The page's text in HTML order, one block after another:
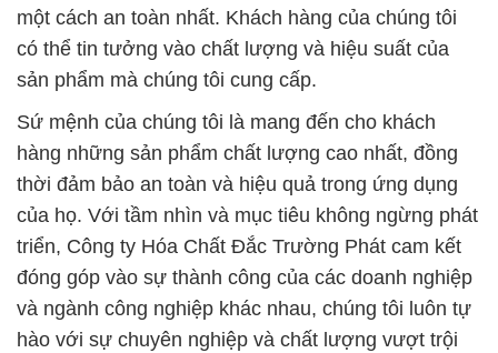
một cách an toàn nhất. Khách hàng của chúng tôi
có thể tin tưởng vào chất lượng và hiệu suất của
sản phẩm mà chúng tôi cung cấp.
Sứ mệnh của chúng tôi là mang đến cho khách
hàng những sản phẩm chất lượng cao nhất, đồng
thời đảm bảo an toàn và hiệu quả trong ứng dụng
của họ. Với tầm nhìn và mục tiêu không ngừng phát
triển, Công ty Hóa Chất Đắc Trường Phát cam kết
đóng góp vào sự thành công của các doanh nghiệp
và ngành công nghiệp khác nhau, chúng tôi luôn tự
hào với sự chuyên nghiệp và chất lượng vượt trội